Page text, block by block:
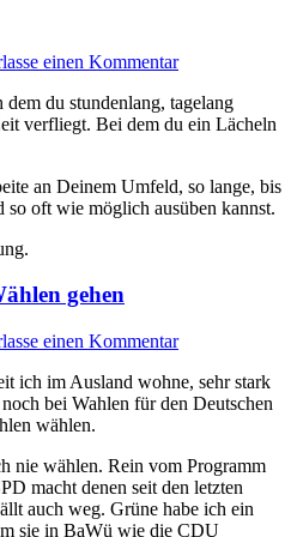
einen Kommentar
du stundenlang, tagelang
verfliegt. Bei dem du ein Lächeln
an Deinem Umfeld, so lange, bis
so oft wie möglich ausüben kannst.
gehen
einen Kommentar
ich im Ausland wohne, sehr stark
bei Wahlen für den Deutschen
wählen.
nie wählen. Rein vom Programm
macht denen seit den letzten
auch weg. Grüne habe ich ein
sie in BaWü wie die CDU